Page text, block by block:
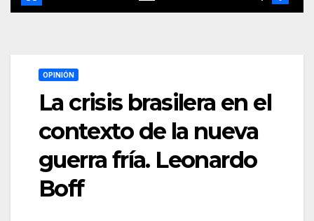
OPINIÓN
La crisis brasilera en el
contexto de la nueva
guerra fría. Leonardo
Boff